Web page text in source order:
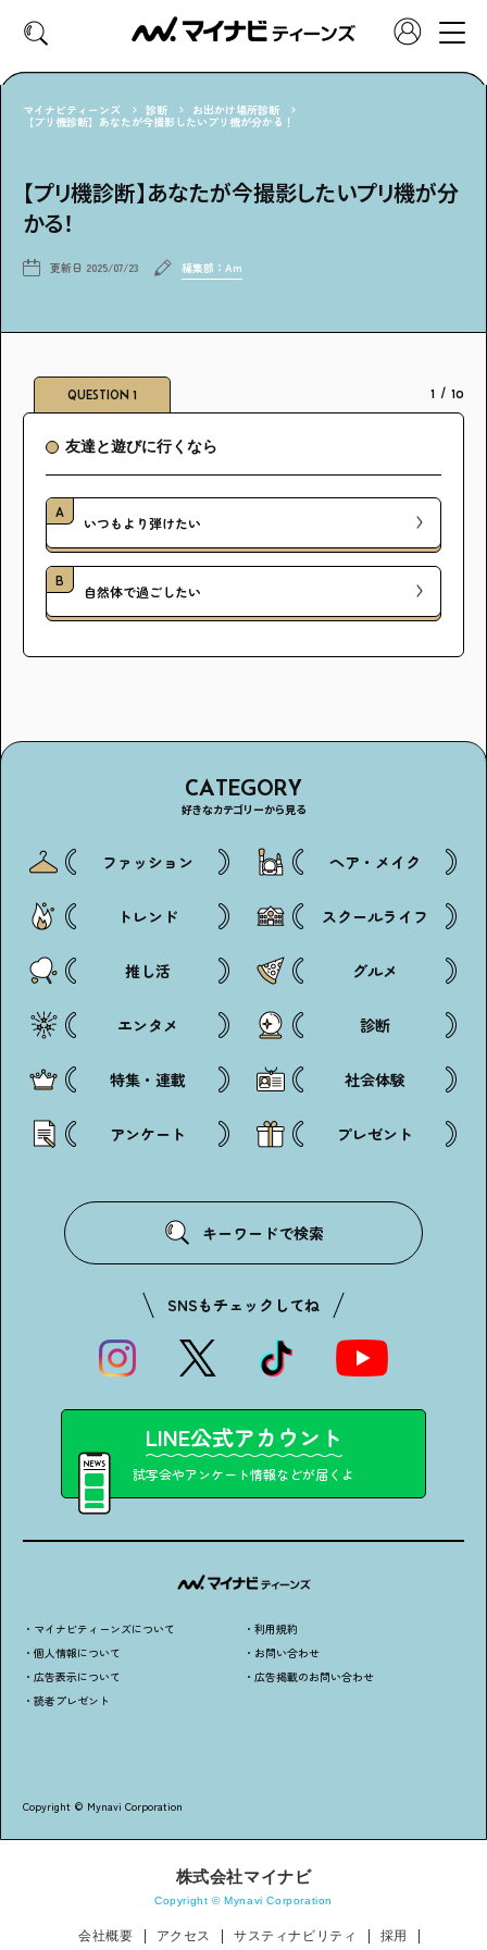
好きなカテゴリーから見る
エンタメ 診断
アンケート
マイナビティーンズ 診断 お出かけ場所診断
【プリ機診断】あなたが今撮影したいプリ機が分かる！
【プリ機診断】あなたが今撮影したいプリ機が分
かる！
更新日 2025/07/23 編集部：Am
QUESTION 1 1 / 10
友達と遊びに行くなら
A
いつもより弾けたい
B
自然体で過ごしたい
CATEGORY
好きなカテゴリーから見る
ファッション ヘア・メイク
トレンド スクールライフ
推し活 グルメ
エンタメ 診断
特集・連載 社会体験
アンケート プレゼント
キーワードで検索
SNSもチェックしてね
LINE公式アカウント
試写会やアンケート情報などが届くよ
・マイナビティーンズについて
・個人情報について
・広告表示について
・読者プレゼント
・利用規約
・お問い合わせ
・広告掲載のお問い合わせ
Copyright © Mynavi Corporation
株式会社マイナビ
Copyright © Mynavi Corporation
会社概要 アクセス サスティナビリティ 採用